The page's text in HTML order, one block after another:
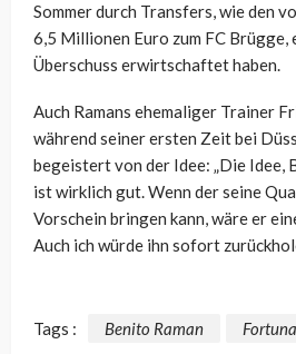
Sommer durch Transfers, wie den
6,5 Millionen Euro zum FC Brügge,
Überschuss erwirtschaftet haben.
Auch Ramans ehemaliger Trainer
während seiner ersten Zeit bei
begeistert von der Idee: „Die Idee,
ist wirklich gut. Wenn der seine
Vorschein bringen kann, wäre er
Auch ich würde ihn sofort
Tags : Benito Raman